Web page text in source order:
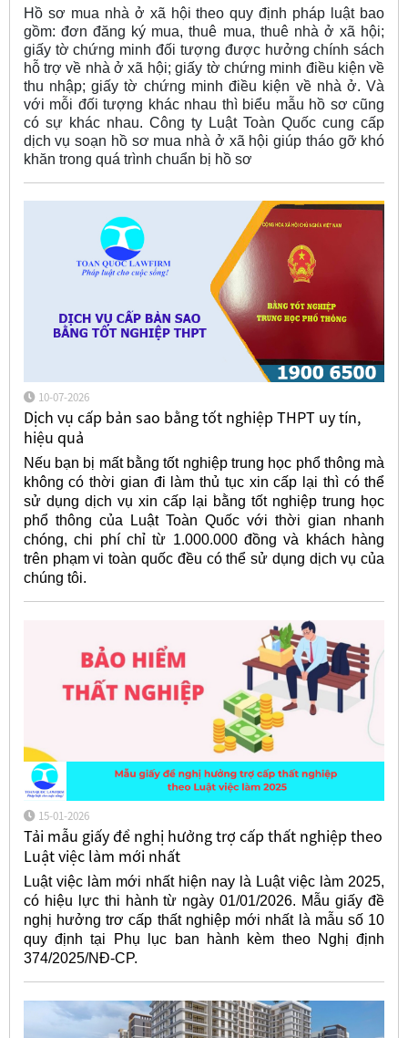
Hồ sơ mua nhà ở xã hội theo quy định pháp luật bao
gồm: đơn đăng ký mua, thuê mua, thuê nhà ở xã hội;
giấy tờ chứng minh đối tượng được hưởng chính sách
hỗ trợ về nhà ở xã hội; giấy tờ chứng minh điều kiện về
thu nhập; giấy tờ chứng minh điều kiện về nhà ở. Và
với mỗi đối tượng khác nhau thì biểu mẫu hồ sơ cũng
có sự khác nhau. Công ty Luật Toàn Quốc cung cấp
dịch vụ soạn hồ sơ mua nhà ở xã hội giúp tháo gỡ khó
khăn trong quá trình chuẩn bị hồ sơ
10-07-2026
Dịch vụ cấp bản sao bằng tốt nghiệp THPT uy tín,
hiệu quả
Nếu bạn bị mất bằng tốt nghiệp trung học phổ thông mà
không có thời gian đi làm thủ tục xin cấp lại thì có thể
sử dụng dịch vụ xin cấp lại bằng tốt nghiệp trung học
phổ thông của Luật Toàn Quốc với thời gian nhanh
chóng, chi phí chỉ từ 1.000.000 đồng và khách hàng
trên phạm vi toàn quốc đều có thể sử dụng dịch vụ của
chúng tôi.
15-01-2026
Tải mẫu giấy đề nghị hưởng trợ cấp thất nghiệp theo
Luật việc làm mới nhất
Luật việc làm mới nhất hiện nay là Luật việc làm 2025,
có hiệu lực thi hành từ ngày 01/01/2026. Mẫu giấy đề
nghị hưởng trơ cấp thất nghiệp mới nhất là mẫu số 10
quy định tại Phụ lục ban hành kèm theo Nghị định
374/2025/NĐ-CP.